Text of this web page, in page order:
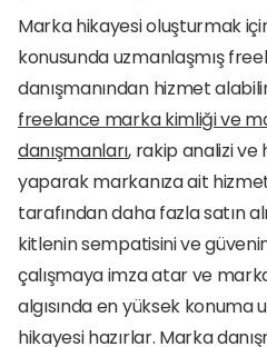
Marka hikayesi oluşturmak
konusunda uzmanlaşmış
danışmanından hizmet
freelance marka kimliği ve
danışmanları, rakip analizi ve
yaparak markanıza ait
tarafından daha fazla satın
kitlenin sempatisini ve
çalışmaya imza atar ve
algısında en yüksek konuma
hikayesi hazırlar. Marka